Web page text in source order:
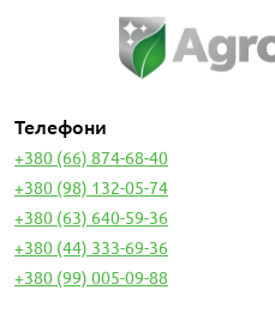
Телефони
+380 (66) 874-68-40
+380 (98) 132-05-74
+380 (63) 640-59-36
+380 (44) 333-69-36
+380 (99) 005-09-88